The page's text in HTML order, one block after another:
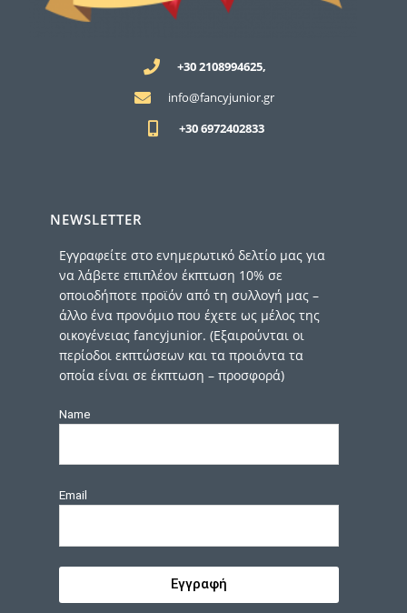
+30 2108994625,
info@fancyjunior.gr
+30 6972402833
NEWSLETTER
Εγγραφείτε στο ενημερωτικό δελτίο μας για
να λάβετε επιπλέον έκπτωση 10% σε
οποιοδήποτε προϊόν από τη συλλογή μας –
άλλο ένα προνόμιο που έχετε ως μέλος της
οικογένειας fancyjunior. (Εξαιρούνται οι
περίοδοι εκπτώσεων και τα προιόντα τα
οποία είναι σε έκπτωση – προσφορά)
Name
Email
Εγγραφή